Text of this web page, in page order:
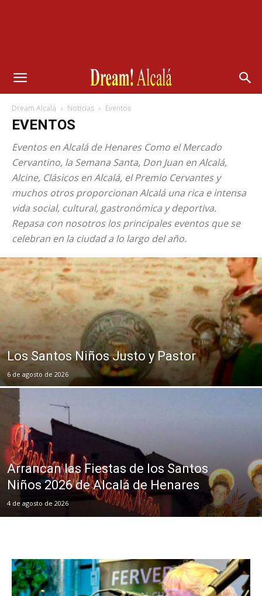
Dream Alcalá Noticias Eventos
EVENTOS
Eventos en Alcalá de Henares Como el Mercado
Cervantino, la Semana Santa, Don Juan en Alcalá,
Alcine, Clásicos en Alcalá, el Premio Cervantes y
muchos otros proporcionan Alcalá una rica e intensa
vida social, cultural, gastronómica y deportiva.
Repasa con nosotros los principales eventos que se
celebran en la ciudad a lo largo del año.
Los Santos Niños Justo y Pastor
6 de agosto de 2026
Arrancan las Fiestas de los Santos
Niños 2026 de Alcalá de Henares
4 de agosto de 2026